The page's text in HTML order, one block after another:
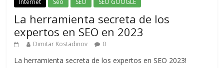
La herramienta secreta de los
expertos en SEO en 2023
Dimitar Kostadinov 0
La herramienta secreta de los expertos en SEO 2023!